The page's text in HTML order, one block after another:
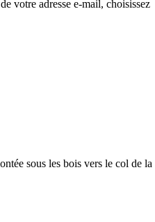
votre adresse e-mail, choisissez
sous les bois vers le col de